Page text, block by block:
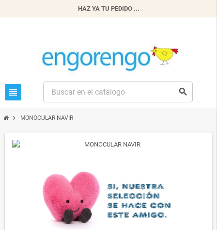
HAZ YA TU PEDIDO ...
view_headline search
chevron_right MONOCULAR NAVIR